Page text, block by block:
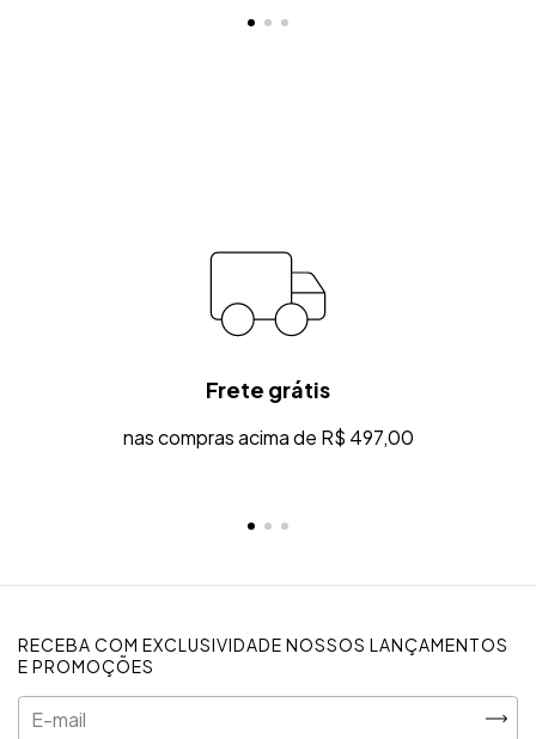
Paetê que mescla verde com rosa claro e, ao passar a mão,
Desenho orgânico autoral desenvolvido pela estilista, criando
Versatilidade total: use com capuz nos dias mais frios ou sem
65 cm | Comprimento 65 cm
M: Ombro 46 cm | Busto 131 cm | Comprimento da manga 66
cm | Comprimento 67 cm
Frete grátis
nas compras acima de R$ 497,00
RECEBA COM EXCLUSIVIDADE NOSSOS LANÇAMENTOS
E PROMOÇÕES